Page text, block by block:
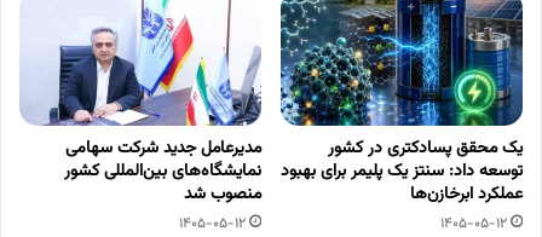
یک محقق پسادکتری در کشور
توسعه داد: سنتز یک پلیمر برای بهبود
عملکرد ابرخازن‌ها
1405-05-12
مدیرعامل جدید شرکت سهامی
نمایشگاه‌های بین‌المللی کشور
منصوب شد
1405-05-12